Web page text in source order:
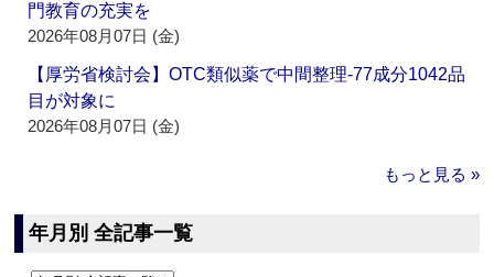
門教育の充実を
2026年08月07日 (金)
【厚労省検討会】OTC類似薬で中間整理‐77成分1042品
目が対象に
2026年08月07日 (金)
もっと見る »
年月別 全記事一覧